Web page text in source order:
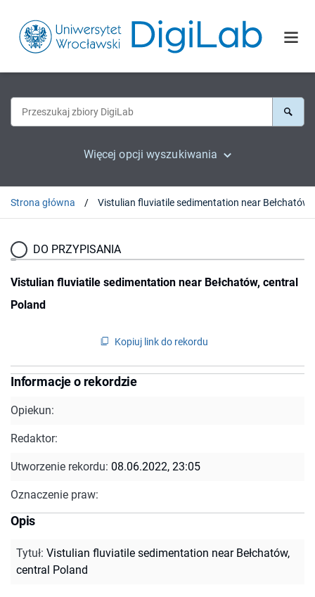
Więcej opcji wyszukiwania
Strona główna
DO PRZYPISANIA
Vistulian fluviatile sedimentation near Bełchatów, central
Poland
Kopiuj link do rekordu
Informacje o rekordzie
Opiekun:
Redaktor:
Utworzenie rekordu: 08.06.2022, 23:05
Oznaczenie praw:
Opis
Tytuł: Vistulian fluviatile sedimentation near Bełchatów,
central Poland